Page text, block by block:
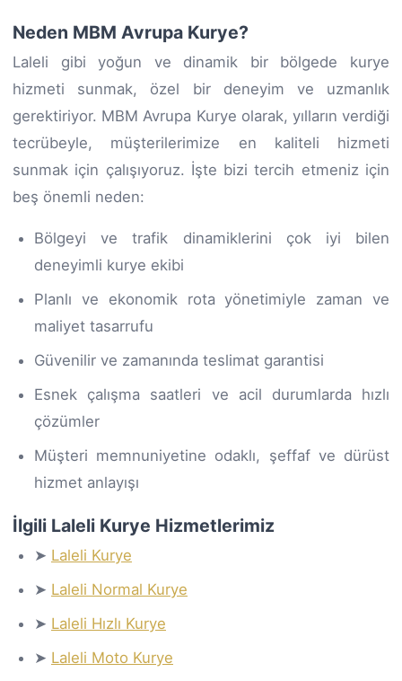
Neden MBM Avrupa Kurye?
Laleli gibi yoğun ve dinamik bir bölgede kurye
hizmeti sunmak, özel bir deneyim ve uzmanlık
gerektiriyor. MBM Avrupa Kurye olarak, yılların verdiği
tecrübeyle, müşterilerimize en kaliteli hizmeti
sunmak için çalışıyoruz. İşte bizi tercih etmeniz için
beş önemli neden:
Bölgeyi ve trafik dinamiklerini çok iyi bilen
deneyimli kurye ekibi
Planlı ve ekonomik rota yönetimiyle zaman ve
maliyet tasarrufu
Güvenilir ve zamanında teslimat garantisi
Esnek çalışma saatleri ve acil durumlarda hızlı
çözümler
Müşteri memnuniyetine odaklı, şeffaf ve dürüst
hizmet anlayışı
İlgili Laleli Kurye Hizmetlerimiz
➤ Laleli Kurye
➤ Laleli Normal Kurye
➤ Laleli Hızlı Kurye
➤ Laleli Moto Kurye